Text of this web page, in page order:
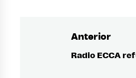
de
Anterior
Entrada
Radio ECCA